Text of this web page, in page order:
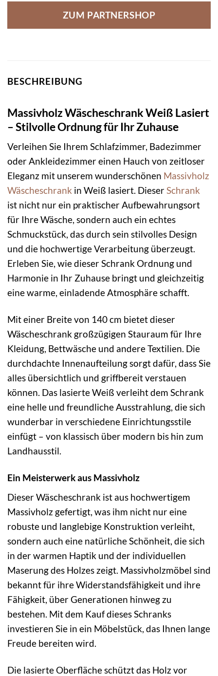
ZUM PARTNERSHOP
BESCHREIBUNG
Massivholz Wäscheschrank Weiß Lasiert
– Stilvolle Ordnung für Ihr Zuhause
Verleihen Sie Ihrem Schlafzimmer, Badezimmer
oder Ankleidezimmer einen Hauch von zeitloser
Eleganz mit unserem wunderschönen Massivholz
Wäscheschrank in Weiß lasiert. DieserSchrank
ist nicht nur ein praktischer Aufbewahrungsort
für Ihre Wäsche, sondern auch ein echtes
Schmuckstück, das durch sein stilvolles Design
und die hochwertige Verarbeitung überzeugt.
Erleben Sie, wie dieser Schrank Ordnung und
Harmonie in Ihr Zuhause bringt und gleichzeitig
eine warme, einladende Atmosphäre schafft.
Mit einer Breite von 140 cm bietet dieser
Wäscheschrank großzügigen Stauraum für Ihre
Kleidung, Bettwäsche und andere Textilien. Die
durchdachte Innenaufteilung sorgt dafür, dass Sie
alles übersichtlich und griffbereit verstauen
können. Das lasierte Weiß verleiht dem Schrank
eine helle und freundliche Ausstrahlung, die sich
wunderbar in verschiedene Einrichtungsstile
einfügt – von klassisch über modern bis hin zum
Landhausstil.
Ein Meisterwerk aus Massivholz
Dieser Wäscheschrank ist aus hochwertigem
Massivholz gefertigt, was ihm nicht nur eine
robuste und langlebige Konstruktion verleiht,
sondern auch eine natürliche Schönheit, die sich
in der warmen Haptik und der individuellen
Maserung des Holzes zeigt. Massivholzmöbel sind
bekannt für ihre Widerstandsfähigkeit und ihre
Fähigkeit, über Generationen hinweg zu
bestehen. Mit dem Kauf dieses Schranks
investieren Sie in ein Möbelstück, das Ihnen lange
Freude bereiten wird.
Die lasierte Oberfläche schützt das Holz vor